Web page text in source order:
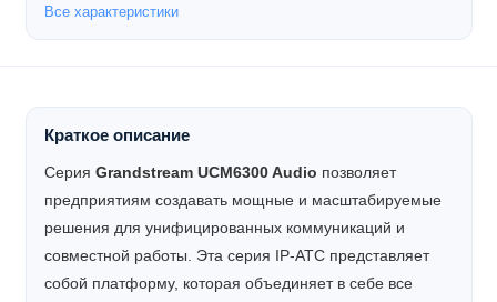
Все характеристики
Краткое описание
Серия Grandstream UCM6300 Audio позволяет
предприятиям создавать мощные и масштабируемые
решения для унифицированных коммуникаций и
совместной работы. Эта серия IP-АТС представляет
собой платформу, которая объединяет в себе все